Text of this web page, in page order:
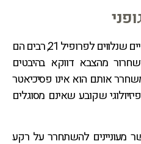
כמו כן, פרט לכל ההיבטים הנפשיים שנלווים לפרופיל 21, רבים הם
מהצבא דווקא בהיבטים
אותם הוא אינו פסיכיאטר
שקובע שאינם מסוגלים
מעוניינים להשתחרר על רקע